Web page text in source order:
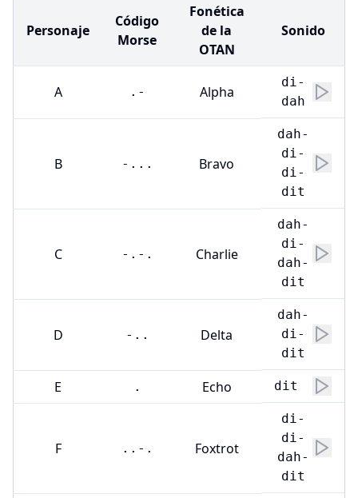
Personaje
Código
Morse
Fonética
de la
OTAN
Sonido
A .- Alpha
di-
dah
B -... Bravo
dah-
di-
di-
dit
C -.-. Charlie
dah-
di-
dah-
dit
D -.. Delta
dah-
di-
dit
E . Echo dit
F ..-. Foxtrot
di-
di-
dah-
dit